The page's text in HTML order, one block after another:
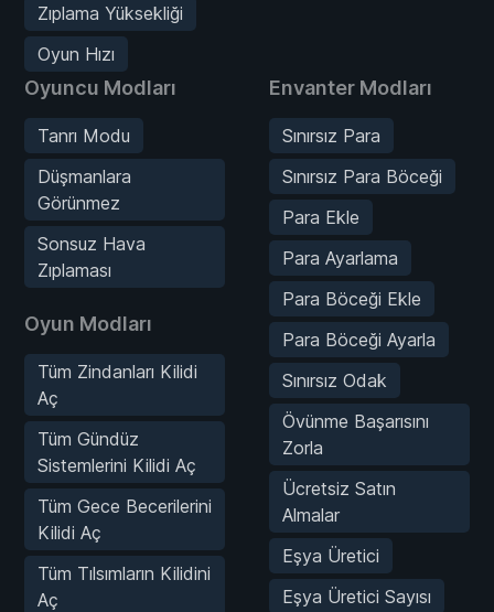
Zıplama Yüksekliği
Oyun Hızı
Oyuncu Modları
Tanrı Modu
Düşmanlara
Görünmez
Sonsuz Hava
Zıplaması
Oyun Modları
Tüm Zindanları Kilidi
Aç
Tüm Gündüz
Sistemlerini Kilidi Aç
Tüm Gece Becerilerini
Kilidi Aç
Tüm Tılsımların Kilidini
Aç
Envanter Modları
Sınırsız Para
Sınırsız Para Böceği
Para Ekle
Para Ayarlama
Para Böceği Ekle
Para Böceği Ayarla
Sınırsız Odak
Övünme Başarısını
Zorla
Ücretsiz Satın
Almalar
Eşya Üretici
Eşya Üretici Sayısı